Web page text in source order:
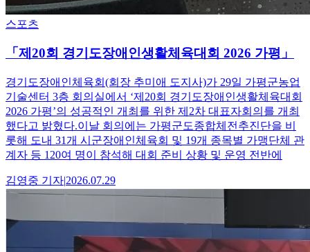
스포츠
「제20회 경기도장애인생활체육대회 2026 가평」
경기도장애인체육회(회장 추미애 도지사)가 29일 가평군농업
기술센터 3층 회의실에서 ‘제20회 경기도장애인생활체육대회
2026 가평’의 성공적인 개최를 위한 제2차 대표자회의를 개최
했다고 밝혔다.이날 회의에는 가평군도종합체전추진단을 비
롯해 도내 31개 시군장애인체육회 및 19개 종목별 가맹단체 관
계자 등 120여 명이 참석해 대회 준비 상황 및 운영 전반에
김영중 기자|2026.07.29